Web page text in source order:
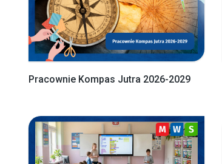
Pracownie Kompas Jutra 2026-2029